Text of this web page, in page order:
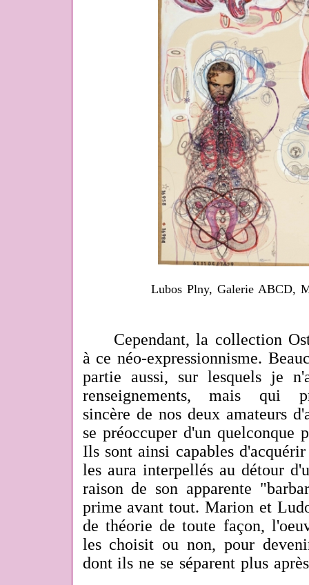
Lubos Plny, Galerie ABCD,
Cependant, la collection
à ce néo-expressionnisme.
partie aussi, sur lesquels je
renseignements, mais qui
sincère de nos deux amateurs
se préoccuper d'un quelconque
Ils sont ainsi capables
les aura interpellés au détour
raison de son apparente
prime avant tout. Marion et
de théorie de toute façon,
les choisit ou non, pour
dont ils ne se séparent plus